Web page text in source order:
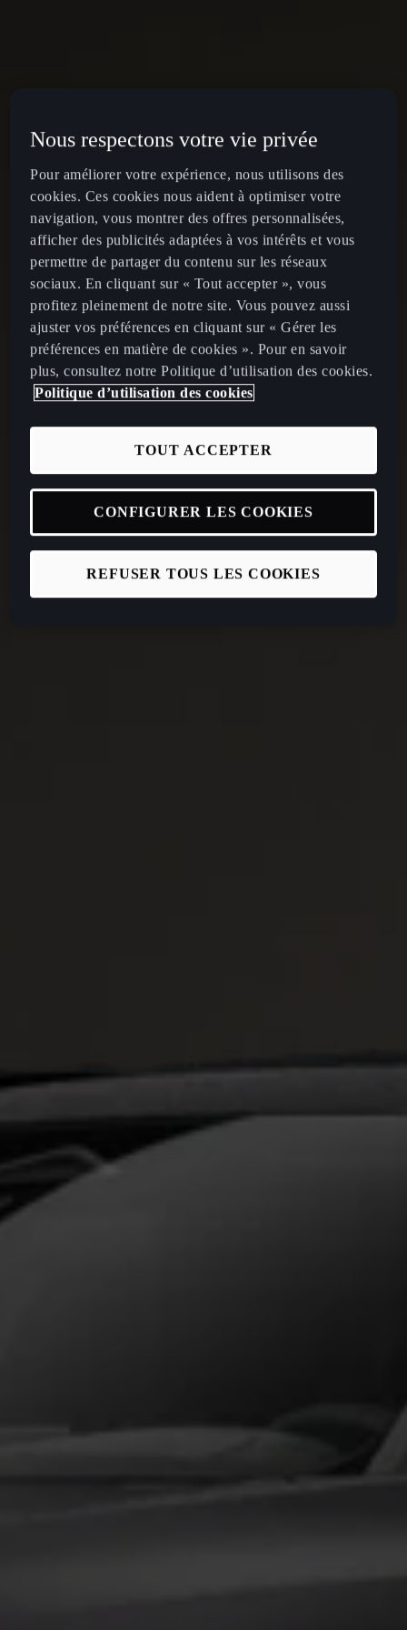
Nous respectons votre vie privée
Pour améliorer votre expérience, nous utilisons des
cookies. Ces cookies nous aident à optimiser votre
navigation, vous montrer des offres personnalisées,
afficher des publicités adaptées à vos intérêts et vous
permettre de partager du contenu sur les réseaux
sociaux. En cliquant sur « Tout accepter », vous
profitez pleinement de notre site. Vous pouvez aussi
ajuster vos préférences en cliquant sur « Gérer les
préférences en matière de cookies ». Pour en savoir
plus, consultez notre Politique d’utilisation des cookies.
Politique d’utilisation des cookies
REFUSER TOUS LES COOKIES
TOUT ACCEPTER
CONFIGURER LES COOKIES